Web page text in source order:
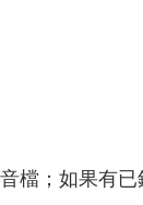
音檔；如果有